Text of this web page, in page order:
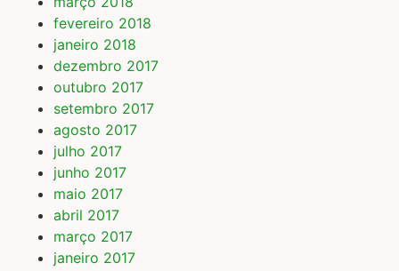
fevereiro 2018
janeiro 2018
dezembro 2017
outubro 2017
setembro 2017
agosto 2017
julho 2017
junho 2017
maio 2017
abril 2017
março 2017
janeiro 2017